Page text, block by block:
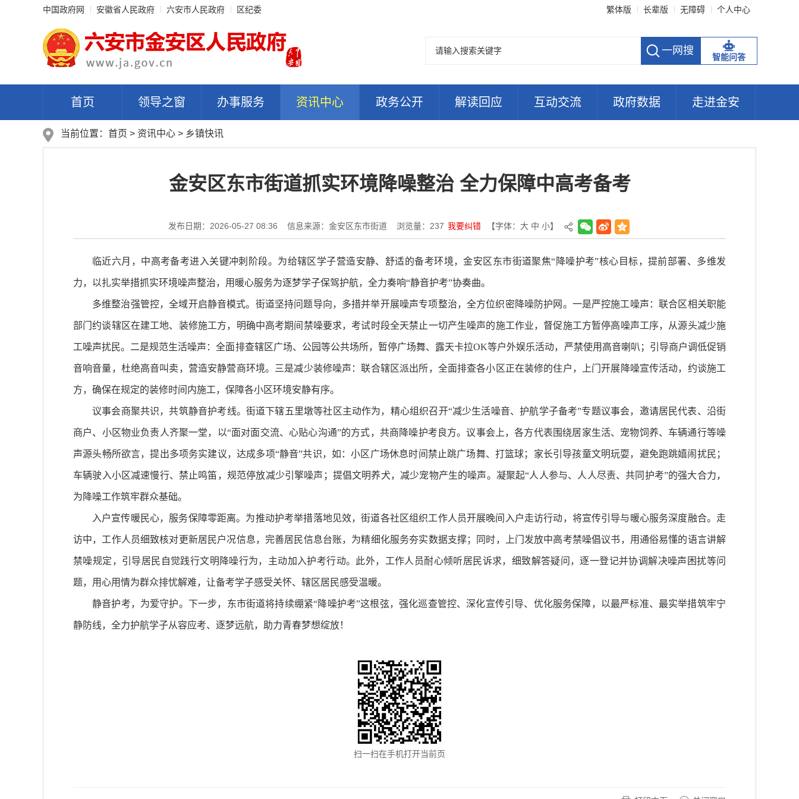
中国政府网 安徽省人民政府 六安市人民政府 区纪委 繁体版 长辈版 无障碍 个人中心
智能问答
首页 领导之窗 办事服务 资讯中心 政务公开 解读回应 互动交流 政府数据 走进金安
当前位置： 首页 > 资讯中心 > 乡镇快讯
金安区东市街道抓实环境降噪整治 全力保障中高考备考
发布日期：2026-05-27 08:36 信息来源：金安区东市街道 浏览量： 237 我要纠错 【字体： 大 中 小】
临近六月，中高考备考进入关键冲刺阶段。为给辖区学子营造安静、舒适的备考环境，金安区东市街道聚焦“降噪护考”核心目标，提前部署、多维发
力，以扎实举措抓实环境噪声整治，用暖心服务为逐梦学子保驾护航，全力奏响“静音护考”协奏曲。
多维整治强管控，全域开启静音模式。街道坚持问题导向，多措并举开展噪声专项整治，全方位织密降噪防护网。一是严控施工噪声：联合区相关职能
部门约谈辖区在建工地、装修施工方，明确中高考期间禁噪要求，考试时段全天禁止一切产生噪声的施工作业，督促施工方暂停高噪声工序，从源头减少施
工噪声扰民。二是规范生活噪声：全面排查辖区广场、公园等公共场所，暂停广场舞、露天卡拉OK等户外娱乐活动，严禁使用高音喇叭；引导商户调低促销
音响音量，杜绝高音叫卖，营造安静营商环境。三是减少装修噪声：联合辖区派出所，全面排查各小区正在装修的住户，上门开展降噪宣传活动，约谈施工
方，确保在规定的装修时间内施工，保障各小区环境安静有序。
议事会商聚共识，共筑静音护考线。街道下辖五里墩等社区主动作为，精心组织召开“减少生活噪音、护航学子备考”专题议事会，邀请居民代表、沿街
商户、小区物业负责人齐聚一堂，以“面对面交流、心贴心沟通”的方式，共商降噪护考良方。议事会上，各方代表围绕居家生活、宠物饲养、车辆通行等噪
声源头畅所欲言，提出多项务实建议，达成多项“静音”共识，如：小区广场休息时间禁止跳广场舞、打篮球；家长引导孩童文明玩耍，避免跑跳嬉闹扰民；
车辆驶入小区减速慢行、禁止鸣笛，规范停放减少引擎噪声；提倡文明养犬，减少宠物产生的噪声。凝聚起“人人参与、人人尽责、共同护考”的强大合力，
为降噪工作筑牢群众基础。
入户宣传暖民心，服务保障零距离。为推动护考举措落地见效，街道各社区组织工作人员开展晚间入户走访行动，将宣传引导与暖心服务深度融合。走
访中，工作人员细致核对更新居民户况信息，完善居民信息台账，为精细化服务夯实数据支撑；同时，上门发放中高考禁噪倡议书，用通俗易懂的语言讲解
禁噪规定，引导居民自觉践行文明降噪行为，主动加入护考行动。此外，工作人员耐心倾听居民诉求，细致解答疑问，逐一登记并协调解决噪声困扰等问
题，用心用情为群众排忧解难，让备考学子感受关怀、辖区居民感受温暖。
静音护考，为爱守护。下一步，东市街道将持续绷紧“降噪护考”这根弦，强化巡查管控、深化宣传引导、优化服务保障，以最严标准、最实举措筑牢宁
静防线，全力护航学子从容应考、逐梦远航，助力青春梦想绽放！
扫一扫在手机打开当前页